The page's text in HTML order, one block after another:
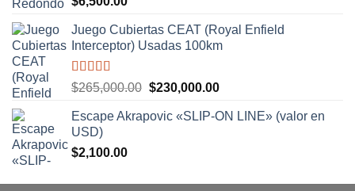
con
5
Juego Cubiertas CEAT (Royal Enfield
Interceptor) Usadas 100km
Valorado
5.00
5
$265,000.00 El
original
$230,000.00El
actual
Escape Akrapovic «SLIP-ON LINE» (valor en
USD)
$2,100.00